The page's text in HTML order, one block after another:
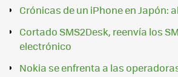
Crónicas de un iPhone en Japón:
Cortado SMS2Desk, reenvía los
electrónico
Nokia se enfrenta a las